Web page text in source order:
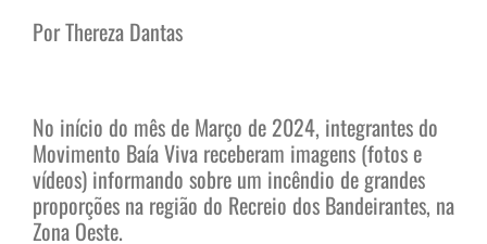
Por Thereza Dantas
No início do mês de Março de 2024, integrantes do
Movimento Baía Viva receberam imagens (fotos e
vídeos) informando sobre um incêndio de grandes
proporções na região do Recreio dos Bandeirantes, na
Zona Oeste.